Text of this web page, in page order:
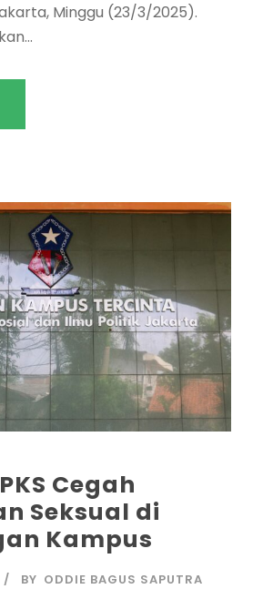
Minggu (23/3/2025).
Cegah
Seksual di
Kampus
BY ODDIE BAGUS SAPUTRA